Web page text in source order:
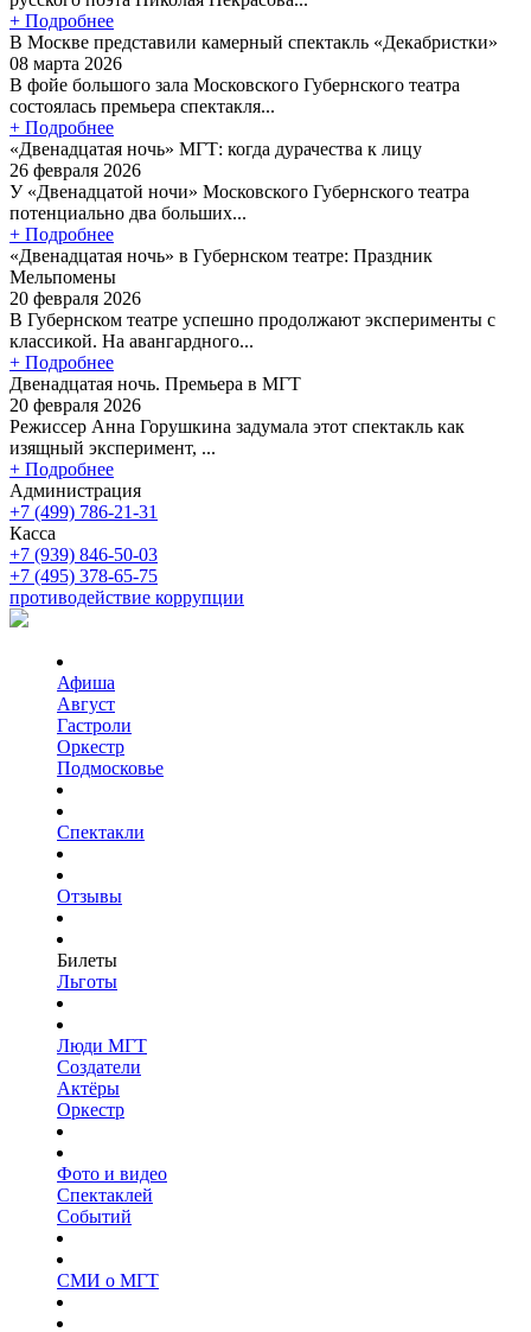
+ Подробнее
В Москве представили камерный спектакль «Декабристки»
08 марта 2026
В фойе большого зала Московского Губернского театра
состоялась премьера спектакля...
+ Подробнее
«Двенадцатая ночь» МГТ: когда дурачества к лицу
26 февраля 2026
У «Двенадцатой ночи» Московского Губернского театра
потенциально два больших...
+ Подробнее
«Двенадцатая ночь» в Губернском театре: Праздник
Мельпомены
20 февраля 2026
В Губернском театре успешно продолжают эксперименты с
классикой. На авангардного...
+ Подробнее
Двенадцатая ночь. Премьера в МГТ
20 февраля 2026
Режиссер Анна Горушкина задумала этот спектакль как
изящный эксперимент, ...
+ Подробнее
Администрация
+7 (499) 786-21-31
Касса
+7 (939) 846-50-03
+7 (495) 378-65-75
противодействие коррупции
Афиша
Август
Гастроли
Оркестр
Подмосковье
Спектакли
Отзывы
Билеты
Льготы
Люди МГТ
Создатели
Актёры
Оркестр
Фото и видео
Спектаклей
Событий
СМИ о МГТ